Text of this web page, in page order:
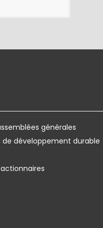
générales
développement durable